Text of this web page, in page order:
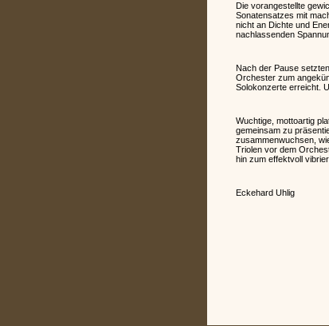
Die vorangestellte
Sonatensatzes mit
nicht an Dichte und
nachlassenden
Nach der Pause
Orchester zum
Solokonzerte erreicht.
Wuchtige, mottoartig
gemeinsam zu
zusammenwuchsen,
Triolen vor dem
hin zum effektvoll
Eckehard Uhlig